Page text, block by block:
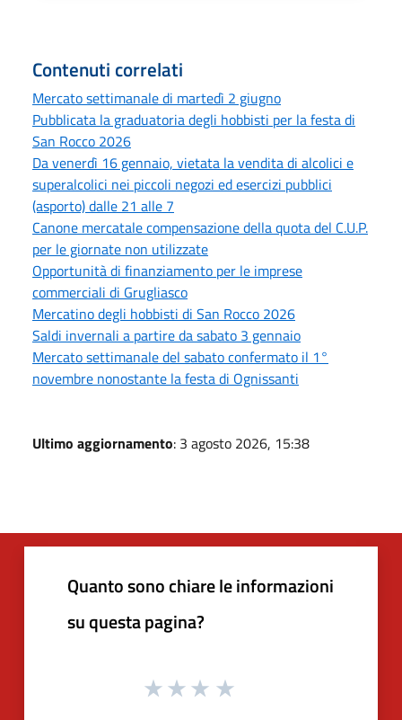
Contenuti correlati
Mercato settimanale di martedì 2 giugno
Pubblicata la graduatoria degli hobbisti per la festa di
San Rocco 2026
Da venerdì 16 gennaio, vietata la vendita di alcolici e
superalcolici nei piccoli negozi ed esercizi pubblici
(asporto) dalle 21 alle 7
Canone mercatale compensazione della quota del C.U.P.
per le giornate non utilizzate
Opportunità di finanziamento per le imprese
commerciali di Grugliasco
Mercatino degli hobbisti di San Rocco 2026
Saldi invernali a partire da sabato 3 gennaio
Mercato settimanale del sabato confermato il 1°
novembre nonostante la festa di Ognissanti
Ultimo aggiornamento: 3 agosto 2026, 15:38
Quanto sono chiare le informazioni
su questa pagina?